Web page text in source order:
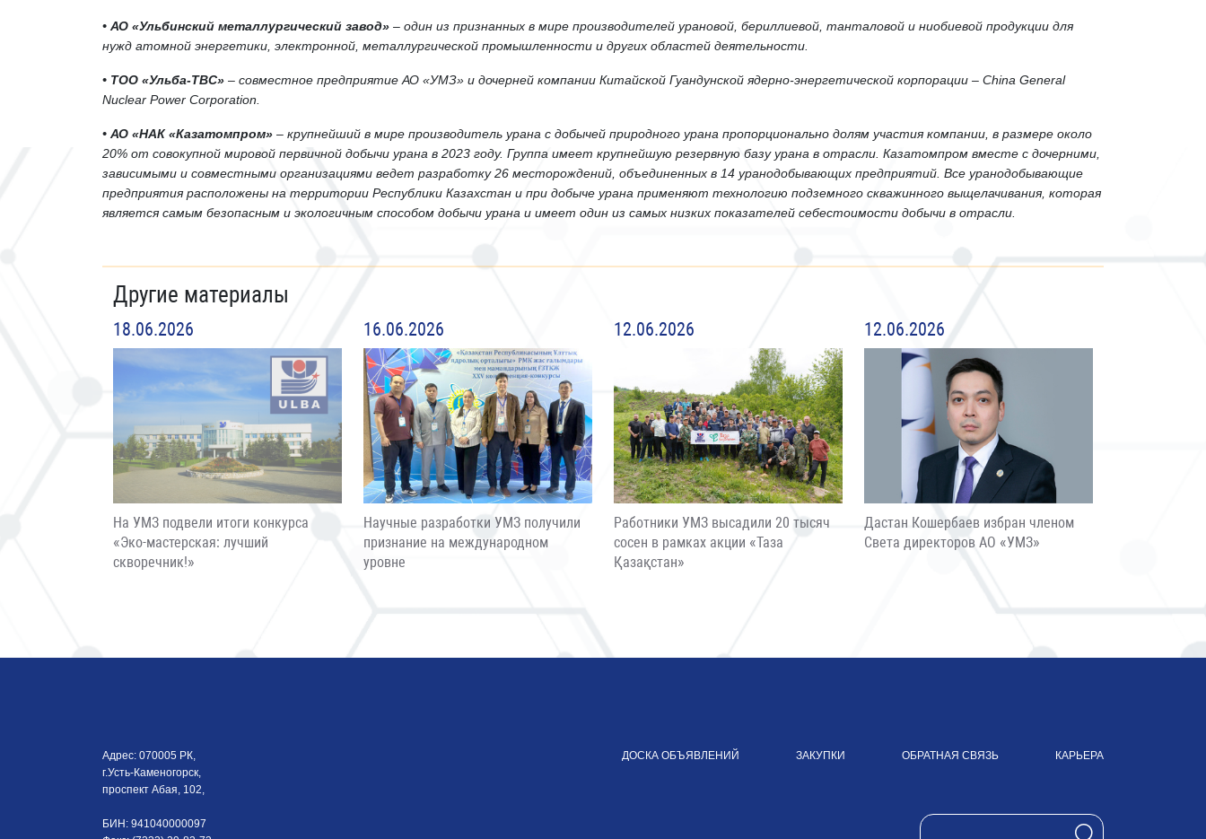
• АО «Ульбинский металлургический завод» – один из признанных в мире производителей урановой, бериллиевой, танталовой и ниобиевой продукции для
нужд атомной энергетики, электронной, металлургической промышленности и других областей деятельности.
• ТОО «Ульба-ТВС» – совместное предприятие АО «УМЗ» и дочерней компании Китайской Гуандунской ядерно-энергетической корпорации – China General
Nuclear Power Corporation.
• АО «НАК «Казатомпром» – крупнейший в мире производитель урана с добычей природного урана пропорционально долям участия компании, в размере около
20% от совокупной мировой первичной добычи урана в 2023 году. Группа имеет крупнейшую резервную базу урана в отрасли. Казатомпром вместе с дочерними,
зависимыми и совместными организациями ведет разработку 26 месторождений, объединенных в 14 уранодобывающих предприятий. Все уранодобывающие
предприятия расположены на территории Республики Казахстан и при добыче урана применяют технологию подземного скважинного выщелачивания, которая
является самым безопасным и экологичным способом добычи урана и имеет один из самых низких показателей себестоимости добычи в отрасли.
Другие материалы
18.06.2026
На УМЗ подвели итоги конкурса
«Эко-мастерская: лучший
скворечник!»
16.06.2026
Научные разработки УМЗ получили
признание на международном
уровне
12.06.2026
Работники УМЗ высадили 20 тысяч
сосен в рамках акции «Таза
Қазақстан»
12.06.2026
Дастан Кошербаев избран членом
Света директоров АО «УМЗ»
Адрес: 070005 РК,
г.Усть-Каменогорск,
проспект Абая, 102,
БИН: 941040000097
ДОСКА ОБЪЯВЛЕНИЙ ЗАКУПКИ ОБРАТНАЯ СВЯЗЬ КАРЬЕРА